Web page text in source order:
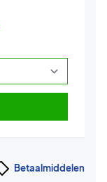
Betaalmiddelen